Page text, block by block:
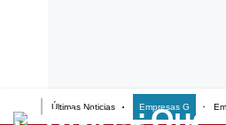
Últimas Noticias Empresas G
Lo último